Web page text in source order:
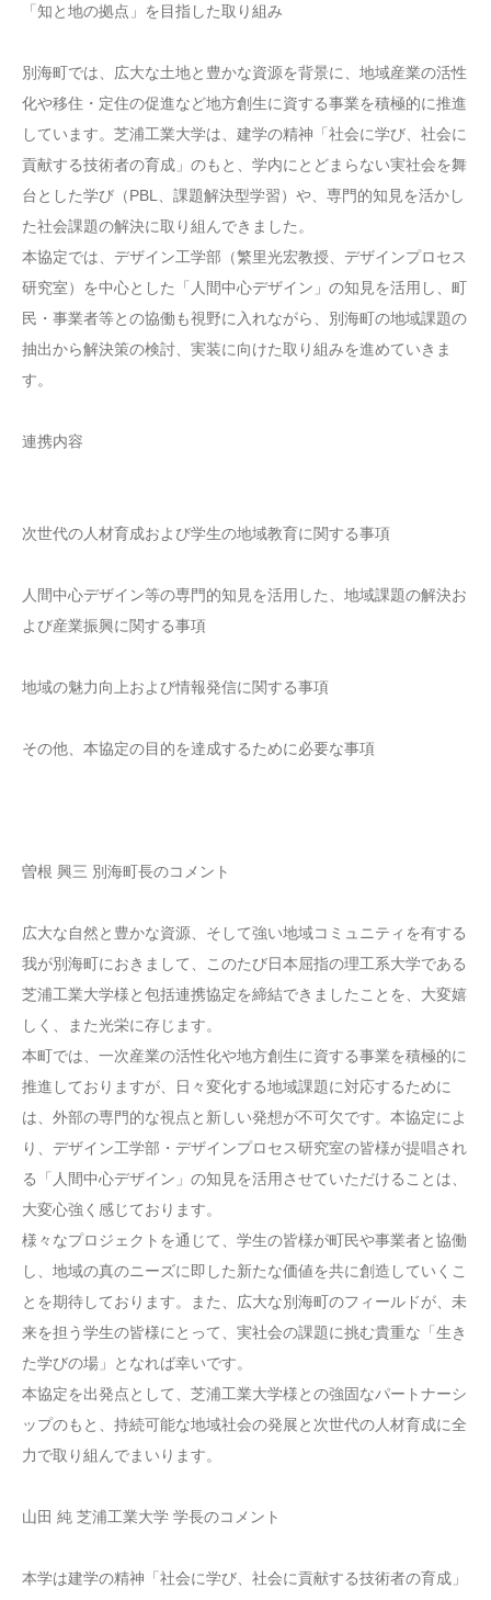
「知と地の拠点」を目指した取り組み
別海町では、広大な土地と豊かな資源を背景に、地域産業の活性
化や移住・定住の促進など地方創生に資する事業を積極的に推進
しています。芝浦工業大学は、建学の精神「社会に学び、社会に
貢献する技術者の育成」のもと、学内にとどまらない実社会を舞
台とした学び（PBL、課題解決型学習）や、専門的知見を活かし
た社会課題の解決に取り組んできました。
本協定では、デザイン工学部（繁里光宏教授、デザインプロセス
研究室）を中心とした「人間中心デザイン」の知見を活用し、町
民・事業者等との協働も視野に入れながら、別海町の地域課題の
抽出から解決策の検討、実装に向けた取り組みを進めていきま
す。
連携内容
次世代の人材育成および学生の地域教育に関する事項
人間中心デザイン等の専門的知見を活用した、地域課題の解決お
よび産業振興に関する事項
地域の魅力向上および情報発信に関する事項
その他、本協定の目的を達成するために必要な事項
曽根 興三 別海町長のコメント
広大な自然と豊かな資源、そして強い地域コミュニティを有する
我が別海町におきまして、このたび日本屈指の理工系大学である
芝浦工業大学様と包括連携協定を締結できましたことを、大変嬉
しく、また光栄に存じます。
本町では、一次産業の活性化や地方創生に資する事業を積極的に
推進しておりますが、日々変化する地域課題に対応するために
は、外部の専門的な視点と新しい発想が不可欠です。本協定によ
り、デザイン工学部・デザインプロセス研究室の皆様が提唱され
る「人間中心デザイン」の知見を活用させていただけることは、
大変心強く感じております。
様々なプロジェクトを通じて、学生の皆様が町民や事業者と協働
し、地域の真のニーズに即した新たな価値を共に創造していくこ
とを期待しております。また、広大な別海町のフィールドが、未
来を担う学生の皆様にとって、実社会の課題に挑む貴重な「生き
た学びの場」となれば幸いです。
本協定を出発点として、芝浦工業大学様との強固なパートナーシ
ップのもと、持続可能な地域社会の発展と次世代の人材育成に全
力で取り組んでまいります。
山田 純 芝浦工業大学 学長のコメント
本学は建学の精神「社会に学び、社会に貢献する技術者の育成」